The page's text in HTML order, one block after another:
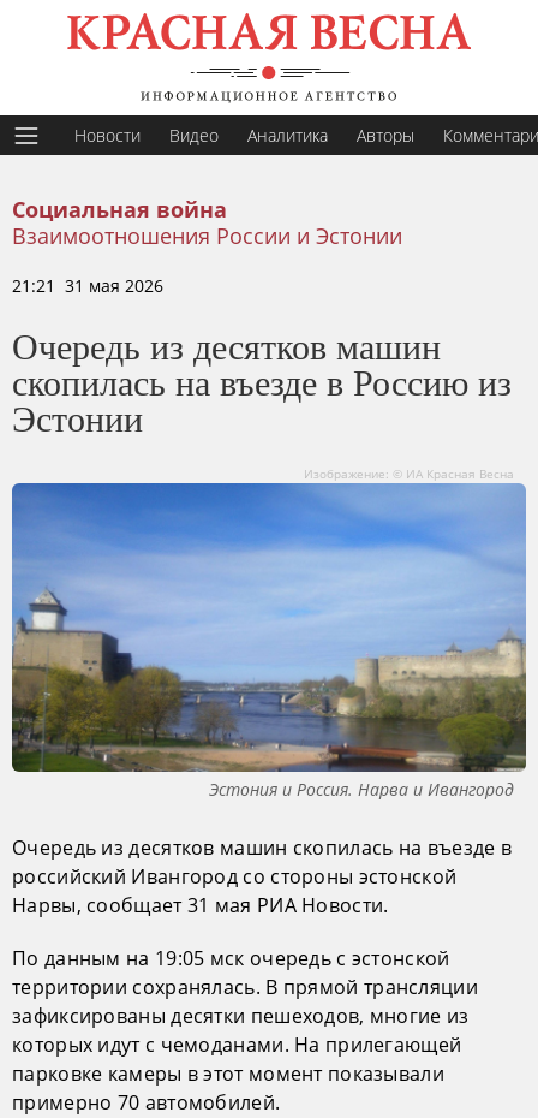
Новости Видео Аналитика Авторы
Социальная война
Взаимоотношения России и Эстонии
21:21 31 мая 2026
Очередь из десятков машин
скопилась на въезде в Россию из
Эстонии
Изображение: © ИА Красная Весна
Эстония и Россия. Нарва и Ивангород
Очередь из десятков машин скопилась на въезде в
российский Ивангород со стороны эстонской
Нарвы, сообщает 31 мая РИА Новости.
По данным на 19:05 мск очередь с эстонской
территории сохранялась. В прямой трансляции
зафиксированы десятки пешеходов, многие из
которых идут с чемоданами. На прилегающей
парковке камеры в этот момент показывали
примерно 70 автомобилей.